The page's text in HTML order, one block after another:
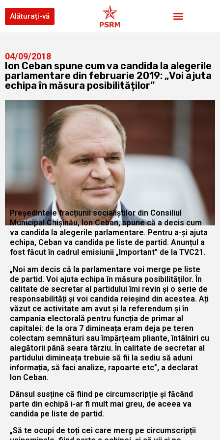
Alăturați-vă
04/09/2018
Ion Ceban spune cum va candida la alegerile
parlamentare din februarie 2019: „Voi ajuta
echipa în măsura posibilităților”
Președintele fracțiunii socialiștilor din Consiliul
Municipal Chișinău, Ion Ceban, spune că a decis cum
va candida la alegerile parlamentare. Pentru a-și ajuta
echipa, Ceban va candida pe liste de partid. Anunțul a
fost făcut în cadrul emisiunii „Important” de la TVC21.
„Noi am decis că la parlamentare voi merge pe liste
de partid. Voi ajuta echipa în măsura posibilităților. În
calitate de secretar al partidului îmi revin și o serie de
responsabilități și voi candida reieșind din acestea. Ați
văzut ce activitate am avut și la referendum și în
campania electorală pentru funcția de primar al
capitalei: de la ora 7 dimineața eram deja pe teren
colectam semnături sau împărțeam pliante, întâlniri cu
alegătorii până seara târziu. În calitate de secretar al
partidului dimineața trebuie să fii la sediu să aduni
informația, să faci analize, rapoarte etc”, a declarat
Ion Ceban.
Dânsul susține că fiind pe circumscripție și făcând
parte din echipă i-ar fi mult mai greu, de aceea va
candida pe liste de partid.
„Să te ocupi de toți cei care merg pe circumscripții